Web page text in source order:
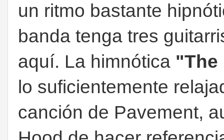
un ritmo bastante
banda tenga tres
aquí. La himnótica "The
lo suficientemente
canción de Pavement,